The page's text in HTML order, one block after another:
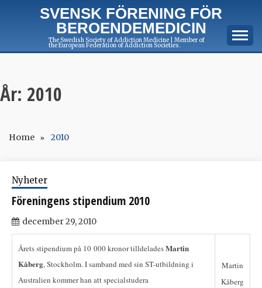
SVENSK FÖRENING FÖR
BEROENDEMEDICIN
The Swedish Society of Addiction Medicine | Member of
the European Federation of Addiction Societies.
År: 2010
Home 2010
Nyheter
Föreningens stipendium 2010
december 29, 2010
Årets stipendium på 10 000 kronor tilldeladesMartin
Kåberg, Stockholm. I samband med sin ST-utbildning i
Australien kommer han att specialstudera
Martin
Kåberg